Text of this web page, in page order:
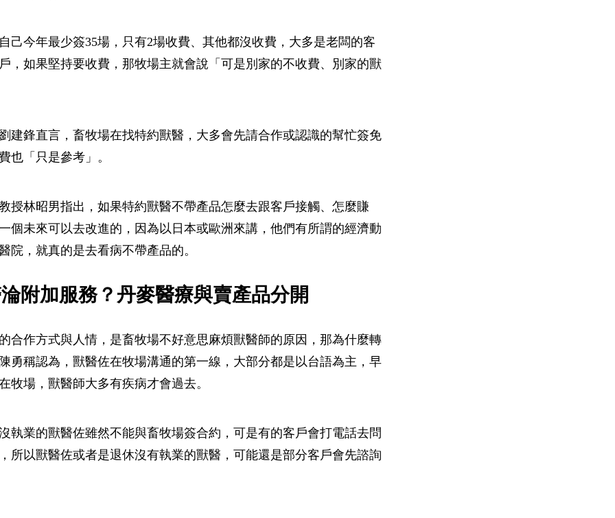
己今年最少簽35場，只有2場收費、其他都沒收費，大多是老闆的客
，如果堅持要收費，那牧場主就會說「可是別家的不收費、別家的獸
建鋒直言，畜牧場在找特約獸醫，大多會先請合作或認識的幫忙簽免
也「只是參考」。
授林昭男指出，如果特約獸醫不帶產品怎麼去跟客戶接觸、怎麼賺
個未來可以去改進的，因為以日本或歐洲來講，他們有所謂的經濟動
院，就真的是去看病不帶產品的。
附加服務？丹麥醫療與賣產品分開
合作方式與人情，是畜牧場不好意思麻煩獸醫師的原因，那為什麼轉
勇稱認為，獸醫佐在牧場溝通的第一線，大部分都是以台語為主，早
牧場，獸醫師大多有疾病才會過去。
執業的獸醫佐雖然不能與畜牧場簽合約，可是有的客戶會打電話去問
所以獸醫佐或者是退休沒有執業的獸醫，可能還是部分客戶會先諮詢